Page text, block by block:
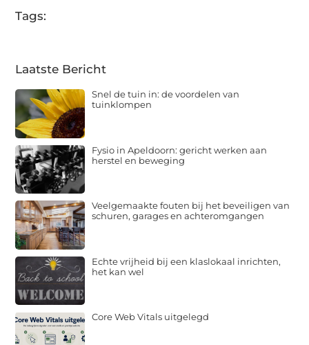
Tags:
Laatste Bericht
Snel de tuin in: de voordelen van
tuinklompen
Fysio in Apeldoorn: gericht werken aan
herstel en beweging
Veelgemaakte fouten bij het beveiligen van
schuren, garages en achteromgangen
Echte vrijheid bij een klaslokaal inrichten,
het kan wel
Core Web Vitals uitgelegd